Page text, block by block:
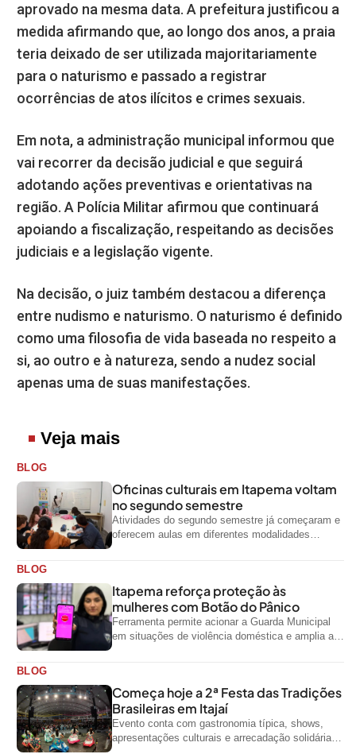
aprovado na mesma data. A prefeitura justificou a
medida afirmando que, ao longo dos anos, a praia
teria deixado de ser utilizada majoritariamente
para o naturismo e passado a registrar
ocorrências de atos ilícitos e crimes sexuais.
Em nota, a administração municipal informou que
vai recorrer da decisão judicial e que seguirá
adotando ações preventivas e orientativas na
região. A Polícia Militar afirmou que continuará
apoiando a fiscalização, respeitando as decisões
judiciais e a legislação vigente.
Na decisão, o juiz também destacou a diferença
entre nudismo e naturismo. O naturismo é definido
como uma filosofia de vida baseada no respeito a
si, ao outro e à natureza, sendo a nudez social
apenas uma de suas manifestações.
Veja mais
BLOG
Oficinas culturais em Itapema voltam
no segundo semestre
Atividades do segundo semestre já começaram e
oferecem aulas em diferentes modalidades
BLOG
Itapema reforça proteção às
mulheres com Botão do Pânico
Ferramenta permite acionar a Guarda Municipal
em situações de violência doméstica e amplia a
BLOG
Começa hoje a 2ª Festa das Tradições
Brasileiras em Itajaí
Evento conta com gastronomia típica, shows,
apresentações culturais e arrecadação solidária